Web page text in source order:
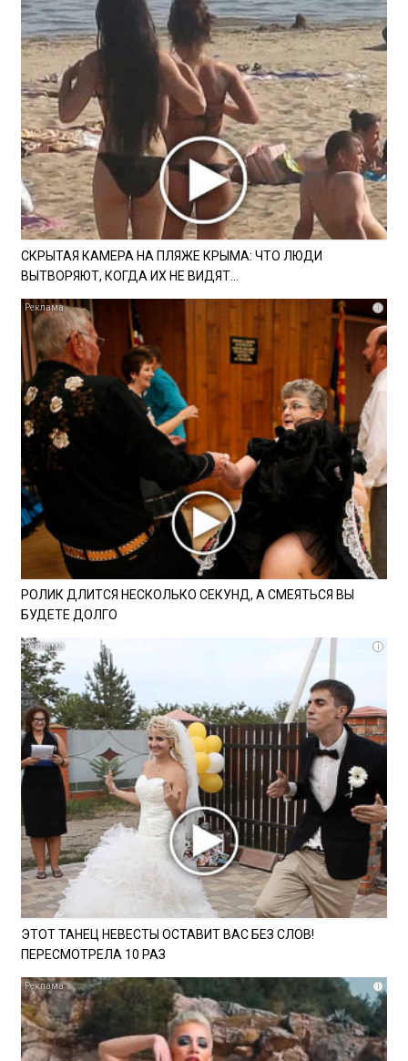
СКРЫТАЯ КАМЕРА НА ПЛЯЖЕ КРЫМА: ЧТО ЛЮДИ
ВЫТВОРЯЮТ, КОГДА ИХ НЕ ВИДЯТ...
i
РОЛИК ДЛИТСЯ НЕСКОЛЬКО СЕКУНД, А СМЕЯТЬСЯ ВЫ
БУДЕТЕ ДОЛГО
i
ЭТОТ ТАНЕЦ НЕВЕСТЫ ОСТАВИТ ВАС БЕЗ СЛОВ!
ПЕРЕСМОТРЕЛА 10 РАЗ
i